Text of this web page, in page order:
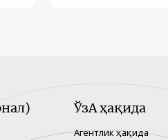
ЎзА ҳақида
Агентлик ҳақида